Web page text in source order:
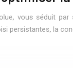
vous séduit
persistantes, la